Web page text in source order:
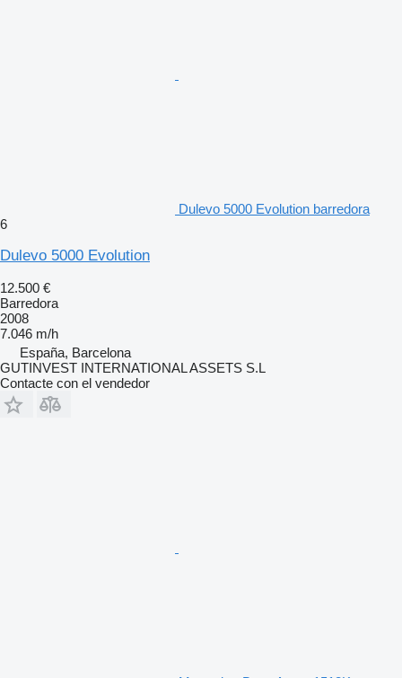
Dulevo 5000 Evolution barredora
6
Dulevo 5000 Evolution
12.500 €
Barredora
2008
7.046 m/h
España, Barcelona
GUTINVEST INTERNATIONAL ASSETS S.L
Contacte con el vendedor